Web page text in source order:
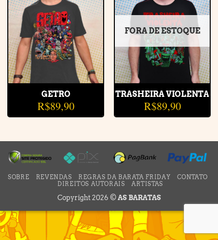
Adicionar
à lista de
desejos
GETRO
R$89,90
Adicionar
à lista de
desejos
FORA DE ESTOQUE
TRASHEIRA VIOLENTA
R$89,90
SOBRE REVENDAS REGRAS DA BARATA FRIDAY
CONTATO
DIREITOS AUTORAIS
ARTISTAS
Copyright 2026 ©AS BARATAS